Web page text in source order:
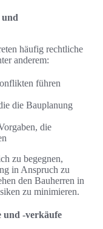
und
häufig rechtliche
anderem:
führen
die Bauplanung
die
zu begegnen,
in Anspruch zu
den Bauherren in
zu minimieren.
und -verkäufe